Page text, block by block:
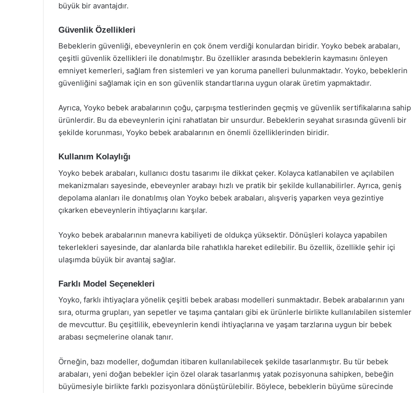
büyük bir avantajdır.
Güvenlik Özellikleri
Bebeklerin güvenliği, ebeveynlerin en çok önem verdiği konulardan biridir. Yoyko bebek arabaları,
çeşitli güvenlik özellikleri ile donatılmıştır. Bu özellikler arasında bebeklerin kaymasını önleyen
emniyet kemerleri, sağlam fren sistemleri ve yan koruma panelleri bulunmaktadır. Yoyko, bebeklerin
güvenliğini sağlamak için en son güvenlik standartlarına uygun olarak üretim yapmaktadır.
Ayrıca, Yoyko bebek arabalarının çoğu, çarpışma testlerinden geçmiş ve güvenlik sertifikalarına sahip
ürünlerdir. Bu da ebeveynlerin içini rahatlatan bir unsurdur. Bebeklerin seyahat sırasında güvenli bir
şekilde korunması, Yoyko bebek arabalarının en önemli özelliklerinden biridir.
Kullanım Kolaylığı
Yoyko bebek arabaları, kullanıcı dostu tasarımı ile dikkat çeker. Kolayca katlanabilen ve açılabilen
mekanizmaları sayesinde, ebeveynler arabayı hızlı ve pratik bir şekilde kullanabilirler. Ayrıca, geniş
depolama alanları ile donatılmış olan Yoyko bebek arabaları, alışveriş yaparken veya gezintiye
çıkarken ebeveynlerin ihtiyaçlarını karşılar.
Yoyko bebek arabalarının manevra kabiliyeti de oldukça yüksektir. Dönüşleri kolayca yapabilen
tekerlekleri sayesinde, dar alanlarda bile rahatlıkla hareket edilebilir. Bu özellik, özellikle şehir içi
ulaşımda büyük bir avantaj sağlar.
Farklı Model Seçenekleri
Yoyko, farklı ihtiyaçlara yönelik çeşitli bebek arabası modelleri sunmaktadır. Bebek arabalarının yanı
sıra, oturma grupları, yan sepetler ve taşıma çantaları gibi ek ürünlerle birlikte kullanılabilen sistemler
de mevcuttur. Bu çeşitlilik, ebeveynlerin kendi ihtiyaçlarına ve yaşam tarzlarına uygun bir bebek
arabası seçmelerine olanak tanır.
Örneğin, bazı modeller, doğumdan itibaren kullanılabilecek şekilde tasarlanmıştır. Bu tür bebek
arabaları, yeni doğan bebekler için özel olarak tasarlanmış yatak pozisyonuna sahipken, bebeğin
büyümesiyle birlikte farklı pozisyonlara dönüştürülebilir. Böylece, bebeklerin büyüme sürecinde